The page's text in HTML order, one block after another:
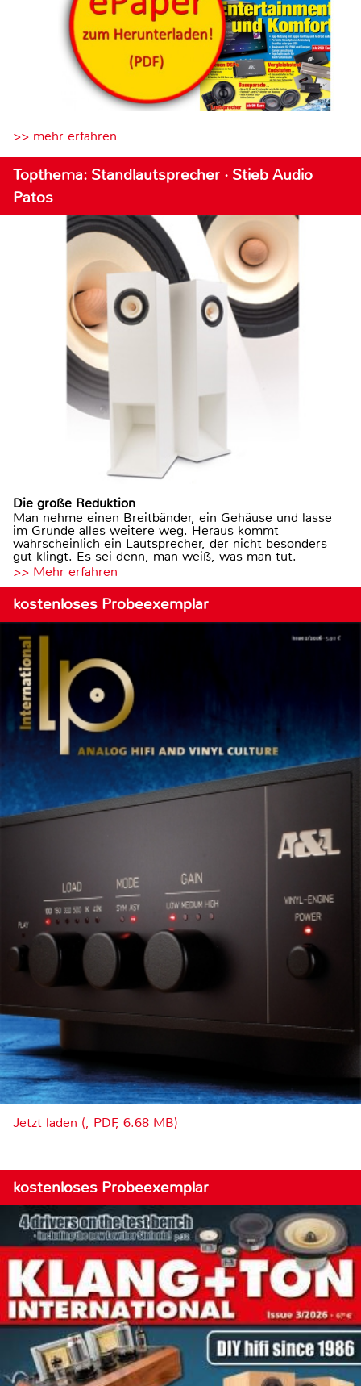
>> mehr erfahren
Topthema: Standlautsprecher · Stieb Audio
Patos
Die große Reduktion
Man nehme einen Breitbänder, ein Gehäuse und lasse
im Grunde alles weitere weg. Heraus kommt
wahrscheinlich ein Lautsprecher, der nicht besonders
gut klingt. Es sei denn, man weiß, was man tut.
>> Mehr erfahren
kostenloses Probeexemplar
Jetzt laden (, PDF, 6.68 MB)
kostenloses Probeexemplar